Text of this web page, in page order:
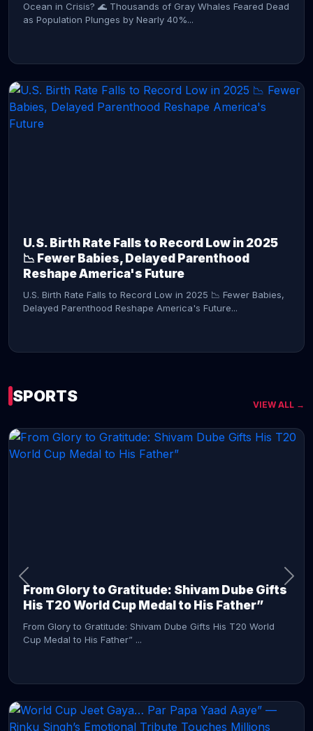
Ocean in Crisis? 🌊 Thousands of Gray Whales Feared Dead
as Population Plunges by Nearly 40%...
U.S. Birth Rate Falls to Record Low in 2025
📉 Fewer Babies, Delayed Parenthood
Reshape America's Future
U.S. Birth Rate Falls to Record Low in 2025 📉 Fewer Babies,
Delayed Parenthood Reshape America's Future...
SPORTS VIEW ALL →
From Glory to Gratitude: Shivam Dube Gifts
His T20 World Cup Medal to His Father”
From Glory to Gratitude: Shivam Dube Gifts His T20 World
Cup Medal to His Father” ...